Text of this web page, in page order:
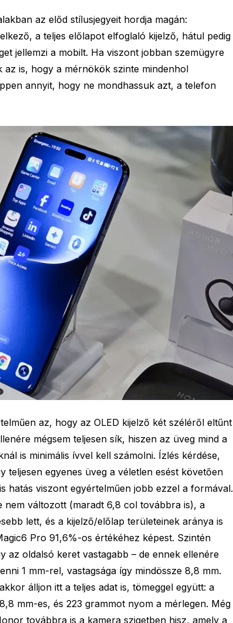
az előd stílusjegyeit hordja magán:
a teljes előlapot elfoglaló kijelző, hátul pedig
jellemzi a mobilt. Ha viszont jobban szemügyre
is, hogy a mérnökök szinte mindenhol
annyit, hogy ne mondhassuk azt, a telefon
az, hogy az OLED kijelző két széléről eltűnt
mégsem teljesen sík, hiszen az üveg mind a
is minimális ívvel kell számolni. Ízlés kérdése,
teljesen egyenes üveg a véletlen esést követően
hatás viszont egyértelműen jobb ezzel a formával.
nem változott (maradt 6,8 col továbbra is), a
lett, és a kijelző/előlap területeinek aránya is
Pro 91,6%-os értékéhez képest. Szintén
az oldalsó keret vastagabb – de ennek ellenére
1 mm-rel, vastagsága így mindössze 8,8 mm.
álljon itt a teljes adat is, tömeggel együtt: a
mm-es, és 223 grammot nyom a mérlegen. Még
továbbra is a kamera szigetben hisz, amely a